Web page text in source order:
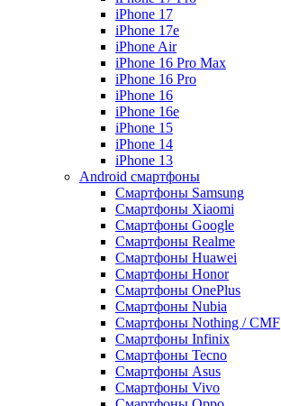
iPhone 17
iPhone 17e
iPhone Air
iPhone 16 Pro Max
iPhone 16 Pro
iPhone 16
iPhone 16e
iPhone 15
iPhone 14
iPhone 13
Android cмартфоны
Смартфоны Samsung
Смартфоны Xiaomi
Смартфоны Google
Смартфоны Realme
Смартфоны Huawei
Смартфоны Honor
Смартфоны OnePlus
Смартфоны Nubia
Смартфоны Nothing / CMF
Смартфоны Infinix
Смартфоны Tecno
Смартфоны Asus
Смартфоны Vivo